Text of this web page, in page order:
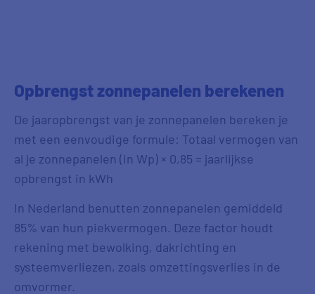
Opbrengst zonnepanelen berekenen
De jaaropbrengst van je zonnepanelen bereken je
met een eenvoudige formule: Totaal vermogen van
al je zonnepanelen (in Wp) × 0,85 = jaarlijkse
opbrengst in kWh
In Nederland benutten zonnepanelen gemiddeld
85% van hun piekvermogen. Deze factor houdt
rekening met bewolking, dakrichting en
systeemverliezen, zoals omzettingsverlies in de
omvormer.